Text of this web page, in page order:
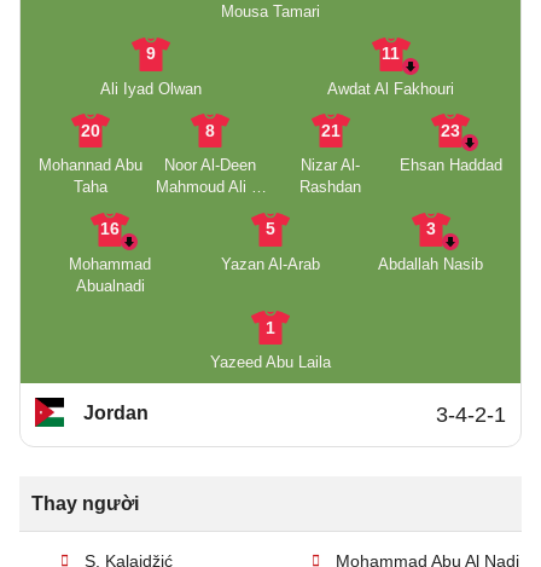
Mousa Tamari
9
Ali Iyad Olwan
11
Awdat Al Fakhouri
20
Mohannad Abu
Taha
8
Noor Al-Deen
Mahmoud Ali Al
21
Nizar Al-
Rashdan
23
Ehsan Haddad
16
Mohammad
Abualnadi
5
Yazan Al-Arab
3
Abdallah Nasib
1
Yazeed Abu Laila
Jordan 3-4-2-1
Thay người
S. Kalajdžić Mohammad Abu Al Nadi